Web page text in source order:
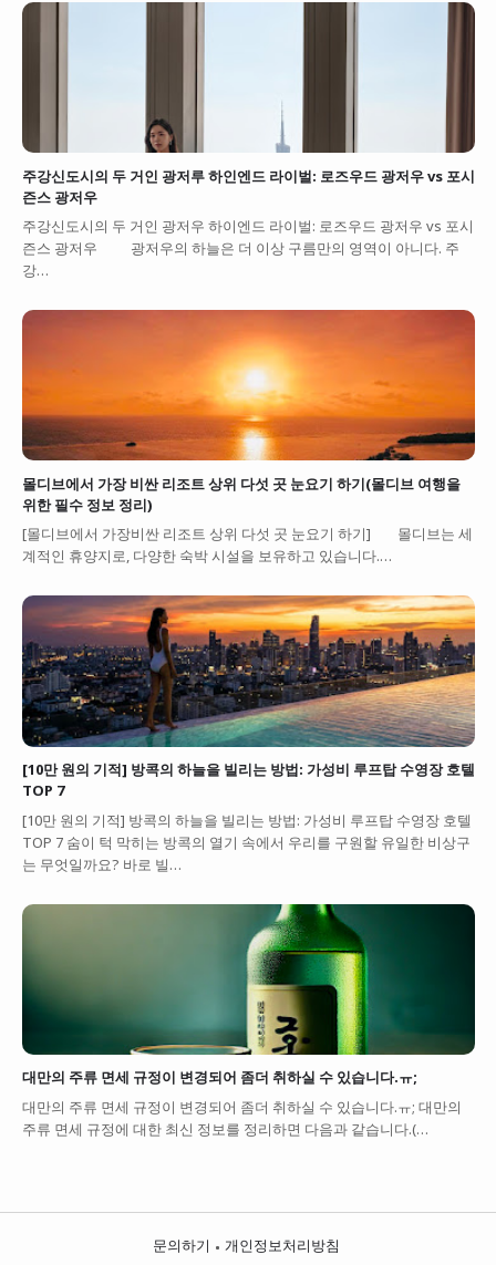
주강신도시의 두 거인 광저루 하인엔드 라이벌: 로즈우드 광저우 vs 포시
즌스 광저우
주강신도시의 두 거인 광저우 하이엔드 라이벌: 로즈우드 광저우 vs 포시
즌스 광저우 광저우의 하늘은 더 이상 구름만의 영역이 아니다. 주
강…
몰디브에서 가장 비싼 리조트 상위 다섯 곳 눈요기 하기(몰디브 여행을
위한 필수 정보 정리)
[몰디브에서 가장비싼 리조트 상위 다섯 곳 눈요기 하기] 몰디브는 세
계적인 휴양지로, 다양한 숙박 시설을 보유하고 있습니다.…
[10만 원의 기적] 방콕의 하늘을 빌리는 방법: 가성비 루프탑 수영장 호텔
TOP 7
[10만 원의 기적] 방콕의 하늘을 빌리는 방법: 가성비 루프탑 수영장 호텔
TOP 7 숨이 턱 막히는 방콕의 열기 속에서 우리를 구원할 유일한 비상구
는 무엇일까요? 바로 빌…
대만의 주류 면세 규정이 변경되어 좀더 취하실 수 있습니다.ㅠ;
대만의 주류 면세 규정이 변경되어 좀더 취하실 수 있습니다.ㅠ; 대만의
주류 면세 규정에 대한 최신 정보를 정리하면 다음과 같습니다.(…
문의하기 개인정보처리방침